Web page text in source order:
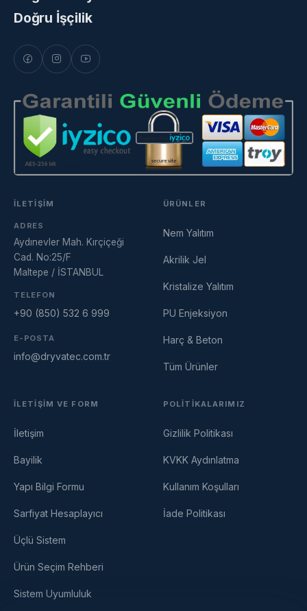
Doğru İşçilik
İLETIŞIM
ADRES
Aydınevler Mah. Kırçiçeği
Cad. No:25/F
Maltepe / İSTANBUL
TELEFON
+90 (850) 532 6 999
E-POSTA
info@dryvatec.com.tr
ÜRÜNLER
Nem Yalıtım
Akrilik Jel
Kristalize Yalıtım
PU Enjeksiyon
Harç & Beton
Tüm Ürünler
İLETIŞIM VE FORM
İletişim
Bayilik
Yapı Bilgi Formu
Sarfiyat Hesaplayıcı
Üçlü Sistem
Ürün Seçim Rehberi
Sistem Uyumluluk
POLITIKALARIMIZ
Gizlilik Politikası
KVKK Aydınlatma
Kullanım Koşulları
İade Politikası
Cevrimici — Yardimci olmak icin buradayim